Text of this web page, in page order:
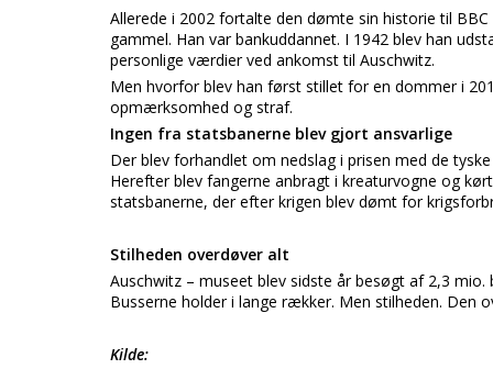
Allerede i 2002 fortalte den dømte sin historie til
gammel. Han var bankuddannet. I 1942 blev han
personlige værdier ved ankomst til Auschwitz.
Men hvorfor blev han først stillet for en dommer i
opmærksomhed og straf.
Ingen fra statsbanerne blev gjort ansvarlige
Der blev forhandlet om nedslag i prisen med de
Herefter blev fangerne anbragt i kreaturvogne og
statsbanerne, der efter krigen blev dømt for
Stilheden overdøver alt
Auschwitz – museet blev sidste år besøgt af 2,3
Busserne holder i lange rækker. Men stilheden. Den
Kilde: